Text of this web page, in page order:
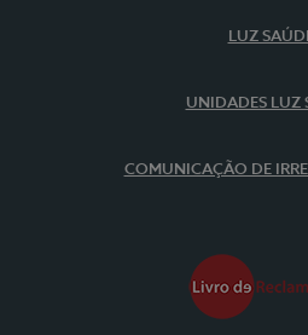
LUZ
UNIDADES LUZ
COMUNICAÇÃO DE